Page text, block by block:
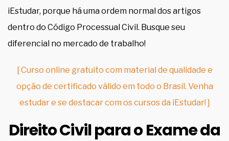
iEstudar, porque há uma ordem normal dos artigos
dentro do Código Processual Civil. Busque seu
diferencial no mercado de trabalho!
[ Curso online gratuito com material de qualidade e
opção de certificado válido em todo o Brasil. Venha
estudar e se destacar com os cursos da iEstudar! ]
Direito Civil para o Exame da